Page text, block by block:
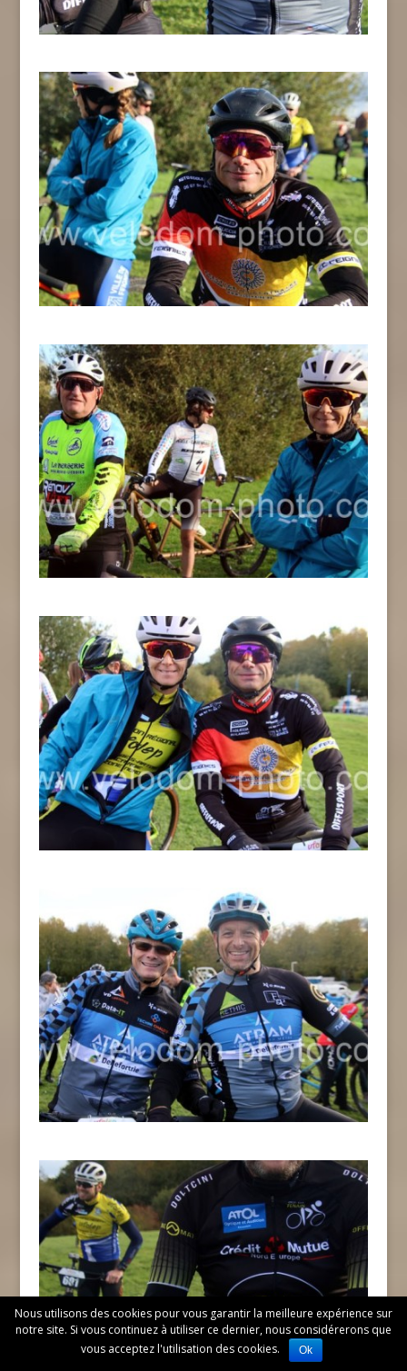
Nous utilisons des cookies pour vous garantir la meilleure expérience sur
notre site. Si vous continuez à utiliser ce dernier, nous considérerons que
vous acceptez l'utilisation des cookies.
Ok